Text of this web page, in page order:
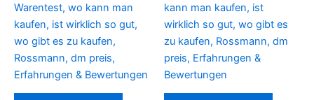
Warentest, wo kann man
kaufen, ist wirklich so gut,
wo gibt es zu kaufen,
Rossmann, dm preis,
Erfahrungen & Bewertungen
kann man kaufen, ist
wirklich so gut, wo gibt es
zu kaufen, Rossmann, dm
preis, Erfahrungen &
Bewertungen